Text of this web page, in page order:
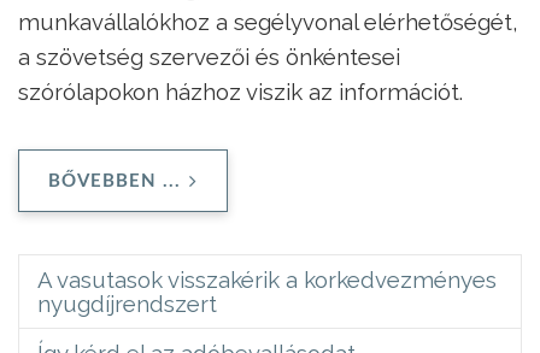
munkavállalókhoz a segélyvonal elérhetőségét,
a szövetség szervezői és önkéntesei
szórólapokon házhoz viszik az információt.
BŐVEBBEN ...
A vasutasok visszakérik a korkedvezményes
nyugdíjrendszert